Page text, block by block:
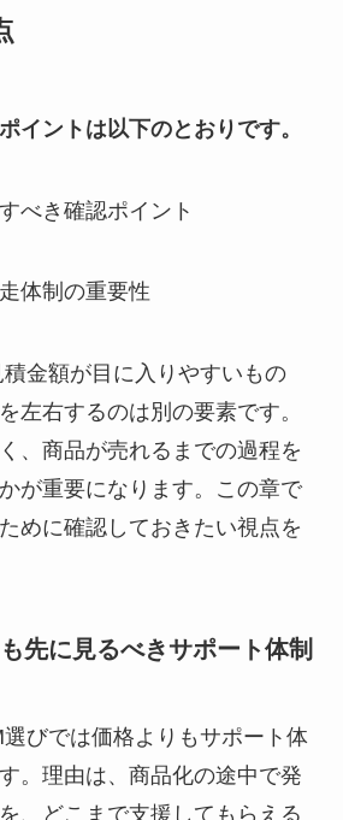
イントは以下のとおりです。
べき確認ポイント
体制の重要性
金額が目に入りやすいもの
左右するのは別の要素です。
、商品が売れるまでの過程を
が重要になります。この章で
めに確認しておきたい視点を
先に見るべきサポート体制
びでは価格よりもサポート体
。理由は、商品化の途中で発
、どこまで支援してもらえる